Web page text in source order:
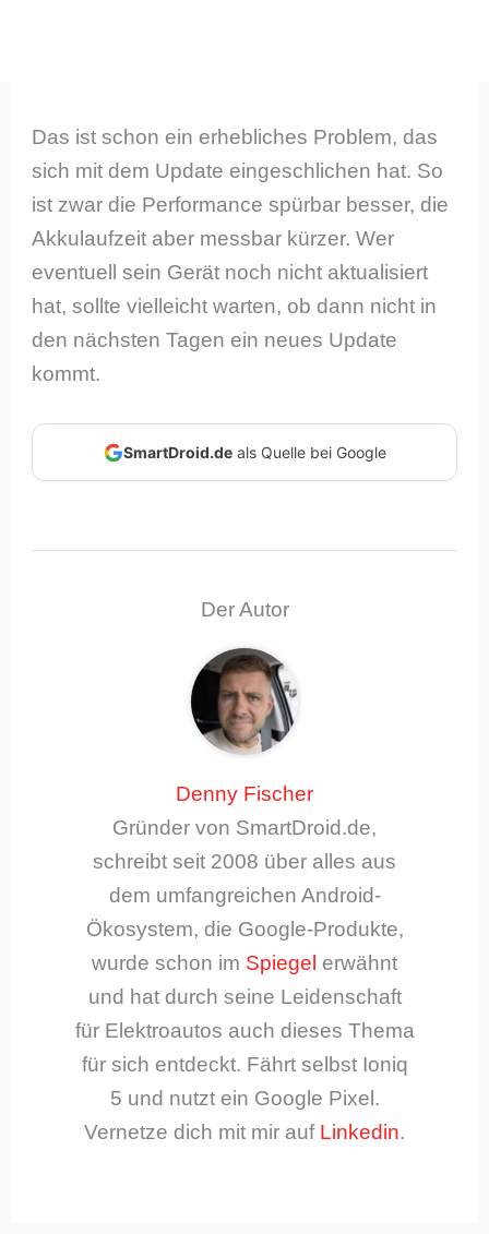
Das ist schon ein erhebliches Problem, das
sich mit dem Update eingeschlichen hat. So
ist zwar die Performance spürbar besser, die
Akkulaufzeit aber messbar kürzer. Wer
eventuell sein Gerät noch nicht aktualisiert
hat, sollte vielleicht warten, ob dann nicht in
den nächsten Tagen ein neues Update
kommt.
SmartDroid.deals Quelle bei Google
Der Autor
Denny Fischer
Gründer von SmartDroid.de,
schreibt seit 2008 über alles aus
dem umfangreichen Android-
Ökosystem, die Google-Produkte,
wurde schon im Spiegel erwähnt
und hat durch seine Leidenschaft
für Elektroautos auch dieses Thema
für sich entdeckt. Fährt selbst Ioniq
5 und nutzt ein Google Pixel.
Vernetze dich mit mir auf Linkedin.